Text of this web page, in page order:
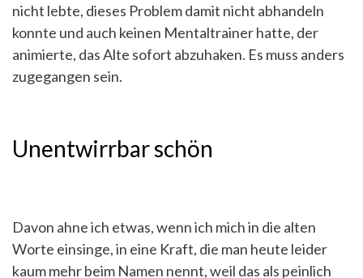
nicht lebte, dieses Problem damit nicht abhandeln
konnte und auch keinen Mentaltrainer hatte, der
animierte, das Alte sofort abzuhaken. Es muss anders
zugegangen sein.
Unentwirrbar schön
Davon ahne ich etwas, wenn ich mich in die alten
Worte einsinge, in eine Kraft, die man heute leider
kaum mehr beim Namen nennt, weil das als peinlich